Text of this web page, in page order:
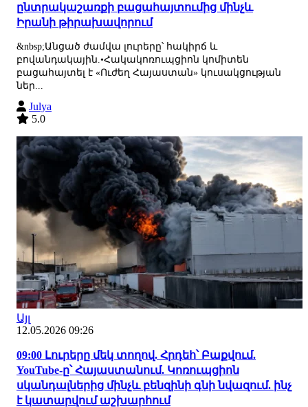
ընտրակաշառքի բացահայտումից մինչև
Իրանի թիրախավորում
&nbsp;Անցած ժամվա լուրերը՝ հակիրճ և
բովանդակային.•Հակակոռուպցիոն կոմիտեն
բացահայտել է «Ուժեղ Հայաստան» կուսակցության
ներ...
Julya
5.0
Այլ
12.05.2026 09:26
09:00 Լուրերը մեկ տողով. Հրդեհ՝ Բաքվում.
YouTube-ը՝ Հայաստանում. Կոռուպցիոն
սկանդալներից մինչև բենզինի գնի նվազում. ինչ
է կատարվում աշխարհում